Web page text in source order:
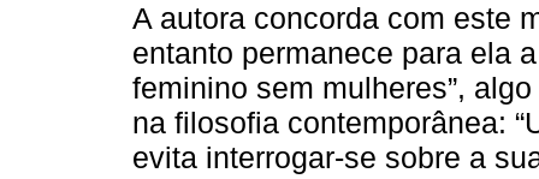
A autora concorda com este
entanto permanece para ela
feminino sem mulheres”,
na filosofia contemporânea:
evita interrogar-se sobre a